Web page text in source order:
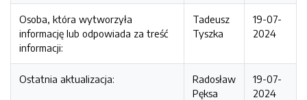
Osoba, która wytworzyła
informację lub odpowiada za treść
informacji:
Tadeusz
Tyszka
19-07-
2024
Ostatnia aktualizacja:
Radosław
Pęksa
19-07-
2024